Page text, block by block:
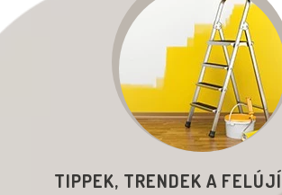
TIPPEK, TRENDEK A